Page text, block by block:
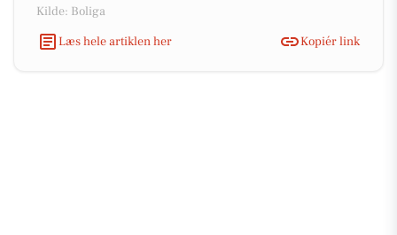
Kilde: Boliga
Læs hele artiklen her
Kopiér link